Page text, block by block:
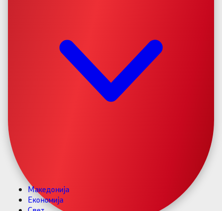
Македонија
Економија